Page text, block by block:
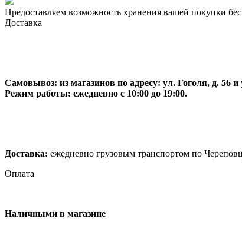
Предоставляем возможность хранения вашей покупки
Доставка
Самовывоз: из магазинов по адресу: ул. Гоголя, д. 56
Режим работы: ежедневно с 10:00 до 19:00.
Доставка: ежедневно грузовым транспортом по
Оплата
Наличными в магазине